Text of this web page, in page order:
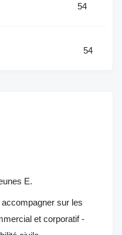
54
54
E.
sur les
et corporatif -